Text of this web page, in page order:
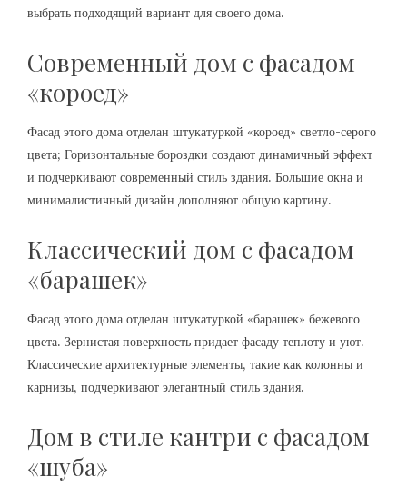
выбрать подходящий вариант для своего дома.
Современный дом с фасадом
«короед»
Фасад этого дома отделан штукатуркой «короед» светло-серого
цвета; Горизонтальные бороздки создают динамичный эффект
и подчеркивают современный стиль здания. Большие окна и
минималистичный дизайн дополняют общую картину.
Классический дом с фасадом
«барашек»
Фасад этого дома отделан штукатуркой «барашек» бежевого
цвета. Зернистая поверхность придает фасаду теплоту и уют.
Классические архитектурные элементы, такие как колонны и
карнизы, подчеркивают элегантный стиль здания.
Дом в стиле кантри с фасадом
«шуба»